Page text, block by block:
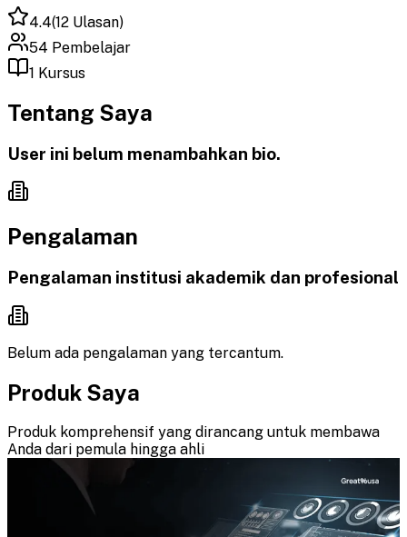
4.4(12 Ulasan)
54 Pembelajar
1 Kursus
Tentang Saya
User ini belum menambahkan bio.
Pengalaman
Pengalaman institusi akademik dan profesional
Belum ada pengalaman yang tercantum.
Produk Saya
Produk komprehensif yang dirancang untuk membawa
Anda dari pemula hingga ahli